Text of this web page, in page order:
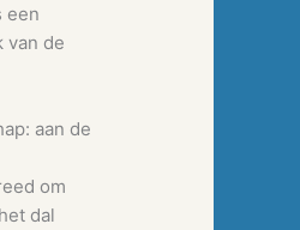
een
van de
aan de
om
dal